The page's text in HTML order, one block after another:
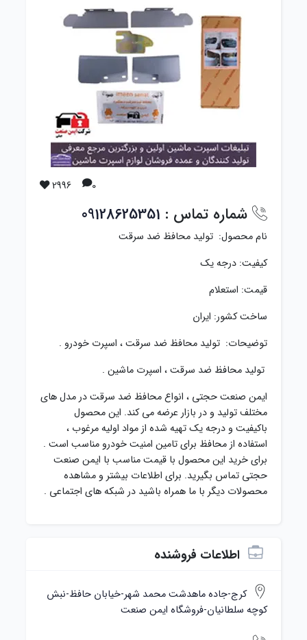
0
2996
شماره تماس : 09128625351
نام محصول: تولید محافظ ضد سرقت
کیفیت: درجه یک
قیمت: استعلام
ساخت کشور: ایران
توضیحات: تولید محافظ ضد سرقت ، اسپرت خودرو .
تولید محافظ ضد سرقت ، اسپرت ماشین .
ایمن صنعت حجتی ، انواع محافظ ضد سرقت در مدل های
مختلف تولید و در بازار عرضه می کند. این محصول
باکیفیت و درجه یک تهیه شده از مواد اولیه مرغوب ،
استفاده از محافظ برای تامین امنیت خودرو مناسب است .
برای خرید این محصول با قیمت مناسب با ایمن صنعت
حجتی تماس بگیرید. برای اطلاعات بیشتر و مشاهده
محصولات دیگر با ما همراه باشید در شبکه های اجتماعی .
اطلاعات فروشنده
کرج-جاده ماهدشت محمد شهر-خیابان حافظ-نبش
کوچه سلطانیان-فروشگاه ایمن صنعت